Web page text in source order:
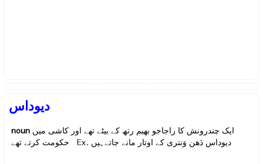
دیوداس
noun ایک چندرونش کا راجاجو بھیم رتھ کے بیٹے تھے اور کاشی میں
حکومت کرتے تھے Ex. دیوداس دَھن وَنتری کے اوتار مانے جاتےہیں